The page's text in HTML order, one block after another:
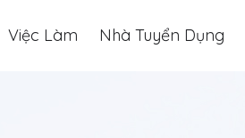
Việc Làm Nhà Tuyển Dụng